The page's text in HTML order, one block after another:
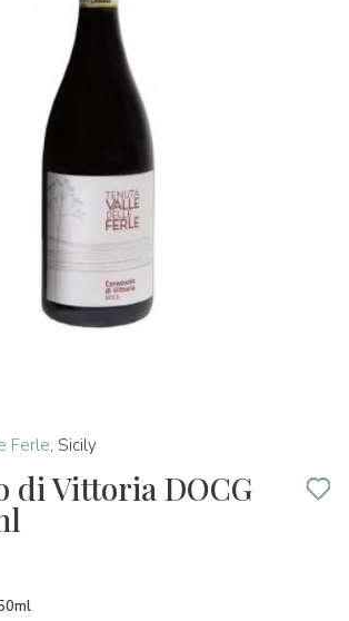
Ferle, Sicily
di Vittoria DOCG